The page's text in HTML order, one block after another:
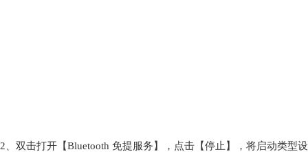
2、双击打开【Bluetooth 免提服务】，点击【停止】，将启动类型